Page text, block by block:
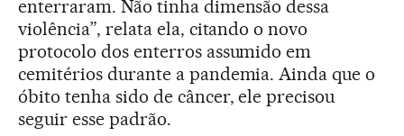
enterraram. Não tinha dimensão dessa
violência”, relata ela, citando o novo
protocolo dos enterros assumido em
cemitérios durante a pandemia. Ainda que o
óbito tenha sido de câncer, ele precisou
seguir esse padrão.